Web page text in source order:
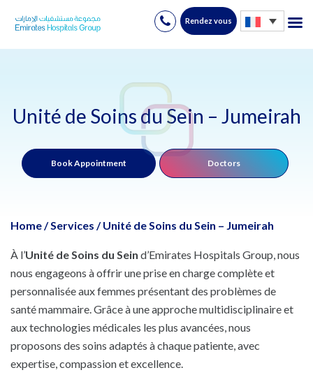
Skip
Rendez vous
Unité de Soins du Sein – Jumeirah
Book Appointment Doctors
Home/Services / Unité de Soins du Sein – Jumeirah
À l’Unité de Soins du Sein d’Emirates Hospitals Group, nous
nous engageons à offrir une prise en charge complète et
personnalisée aux femmes présentant des problèmes de
santé mammaire. Grâce à une approche multidisciplinaire et
aux technologies médicales les plus avancées, nous
proposons des soins adaptés à chaque patiente, avec
expertise, compassion et excellence.